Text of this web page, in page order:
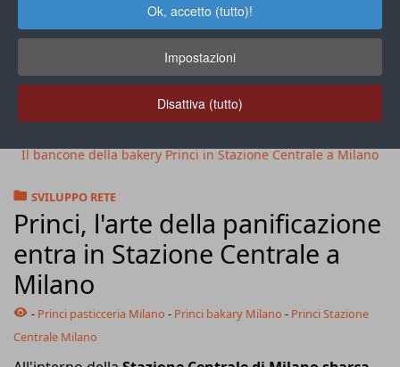
Ok, accetto (tutto)!
Impostazioni
Disattiva (tutto)
Il bancone della bakery Princi in Stazione Centrale a Milano
SVILUPPO RETE
Princi, l'arte della panificazione
entra in Stazione Centrale a
Milano
- Princi pasticceria Milano - Princi bakary Milano - Princi Stazione
Centrale Milano